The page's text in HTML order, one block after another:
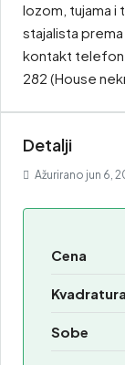
lozom, tujama i
stajalista
kontakt telefon
282 (House
Detalji
Ažurirano jun 6,
Cena
Kvadratura
Sobe